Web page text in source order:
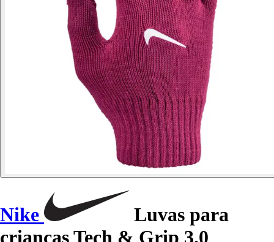
Nike
Luvas para
crianças Tech & Grip 3.0